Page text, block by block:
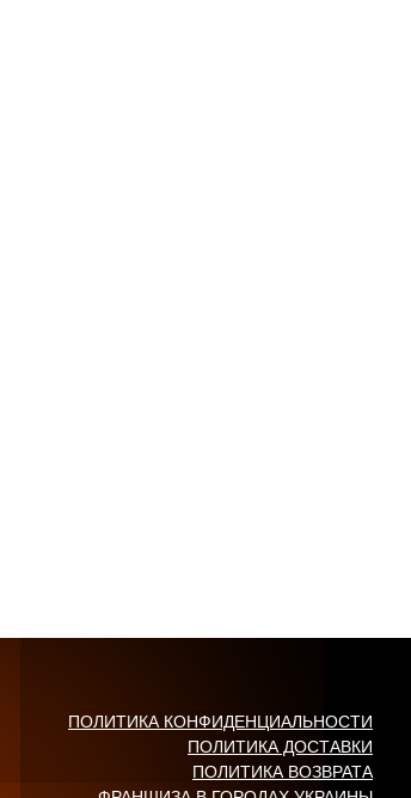
ПОЛИТИКА КОНФИДЕНЦИАЛЬНОСТИ
ПОЛИТИКА ДОСТАВКИ
ПОЛИТИКА ВОЗВРАТА